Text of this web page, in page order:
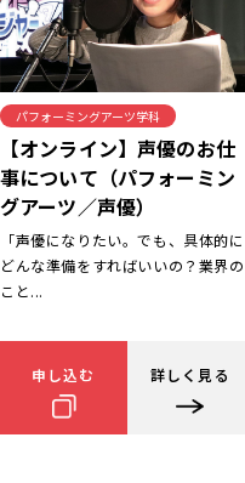
パフォーミングアーツ学科
【オンライン】声優のお仕
事について（パフォーミン
グアーツ／声優）
「声優になりたい。でも、具体的に
どんな準備をすればいいの？業界の
こと...
申し込む 詳しく見る